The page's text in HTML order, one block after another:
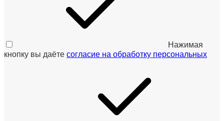
Нажимая
кнопку вы даёте согласие на обработку персональных